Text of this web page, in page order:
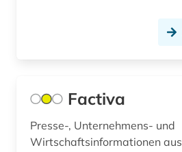
liechtenstein (1)
litauen (1)
Factiva
Presse-, Unternehmens- und
Wirtschaftsinformationen